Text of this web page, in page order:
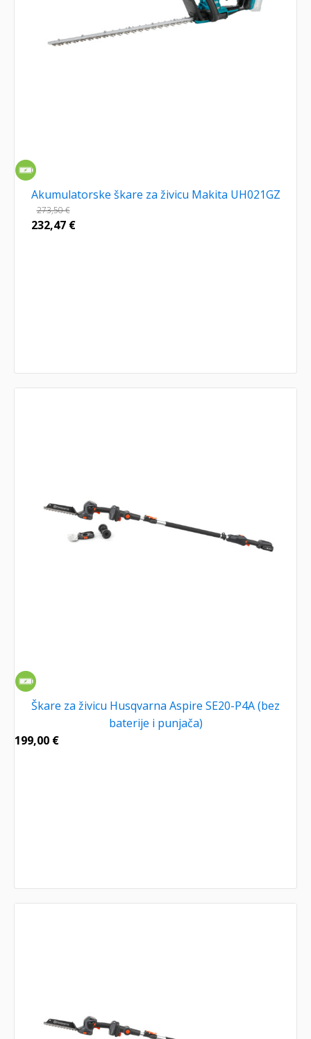
Akumulatorske škare za živicu Makita UH021GZ
273,50€
232,47 €
Škare za živicu Husqvarna Aspire SE20-P4A (bez
baterije i punjača)
199,00 €